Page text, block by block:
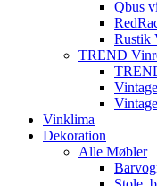
Qbus
Rustik
TREND
Vinklima
Dekoration
Alle Møbler